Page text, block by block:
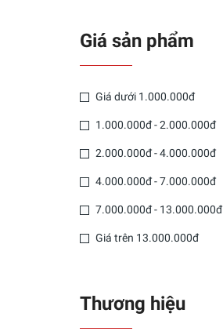
Giá sản phẩm
Giá dưới 1.000.000đ
1.000.000đ - 2.000.000đ
2.000.000đ - 4.000.000đ
4.000.000đ - 7.000.000đ
7.000.000đ - 13.000.000đ
Giá trên 13.000.000đ
Thương hiệu